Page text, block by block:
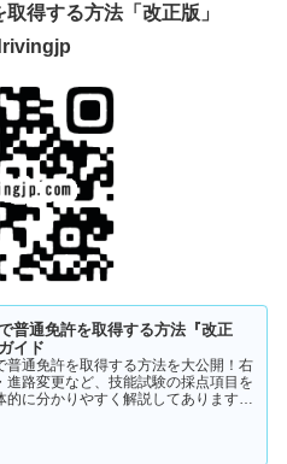
得する方法「改正版」
普通免許を取得する方法『改正
イド
普通免許を取得する方法を大公開！右
進路変更など、技能試験の採点項目を
的に分かりやすく解説してあります。